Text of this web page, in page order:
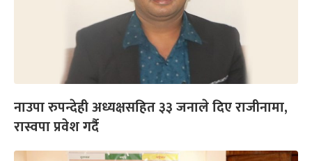
नाउपा रुपन्देही अध्यक्षसहित ३३ जनाले दिए राजीनामा,
रास्वपा प्रवेश गर्दै